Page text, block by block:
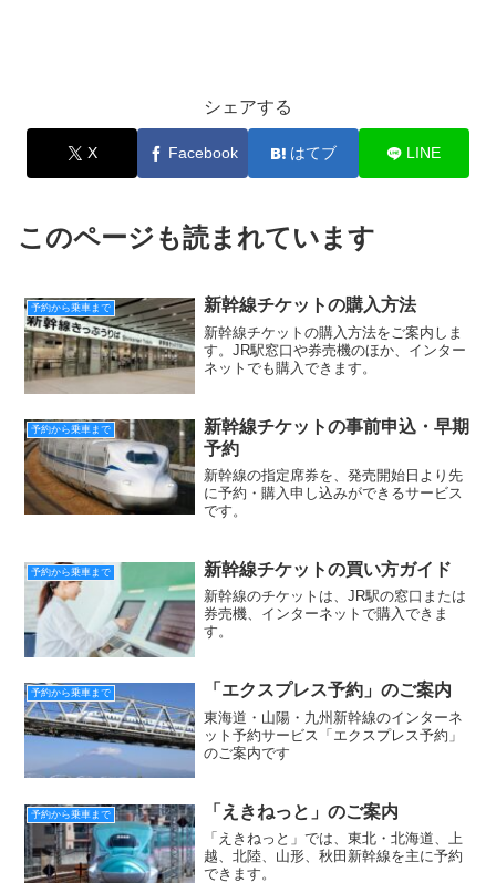
シェアする
X Facebook はてブ LINE
このページも読まれています
予約から乗車まで 新幹線チケットの購入方法
新幹線チケットの購入方法をご案内しま
す。JR駅窓口や券売機のほか、インター
ネットでも購入できます。
予約から乗車まで
新幹線チケットの事前申込・早期
予約
新幹線の指定席券を、発売開始日より先
に予約・購入申し込みができるサービス
です。
予約から乗車まで 新幹線チケットの買い方ガイド
新幹線のチケットは、JR駅の窓口または
券売機、インターネットで購入できま
す。
予約から乗車まで 「エクスプレス予約」のご案内
東海道・山陽・九州新幹線のインターネ
ット予約サービス「エクスプレス予約」
のご案内です
予約から乗車まで 「えきねっと」のご案内
「えきねっと」では、東北・北海道、上
越、北陸、山形、秋田新幹線を主に予約
できます。